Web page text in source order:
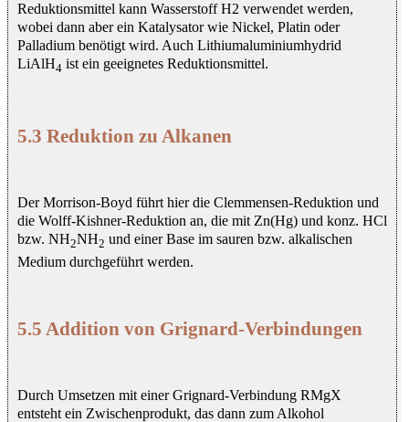
Reduktionsmittel kann Wasserstoff H2 verwendet werden,
wobei dann aber ein Katalysator wie Nickel, Platin oder
Palladium benötigt wird. Auch Lithiumaluminiumhydrid
LiAlH4 ist ein geeignetes Reduktionsmittel.
5.3 Reduktion zu Alkanen
Der Morrison-Boyd führt hier die Clemmensen-Reduktion und
die Wolff-Kishner-Reduktion an, die mit Zn(Hg) und konz. HCl
bzw. NH2NH2 und einer Base im sauren bzw. alkalischen
Medium durchgeführt werden.
5.5 Addition von Grignard-Verbindungen
Durch Umsetzen mit einer Grignard-Verbindung RMgX
entsteht ein Zwischenprodukt, das dann zum Alkohol